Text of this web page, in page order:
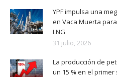
YPF impulsa una
en Vaca Muerta
LNG
31 julio, 2026
La producción de
un 15 % en el